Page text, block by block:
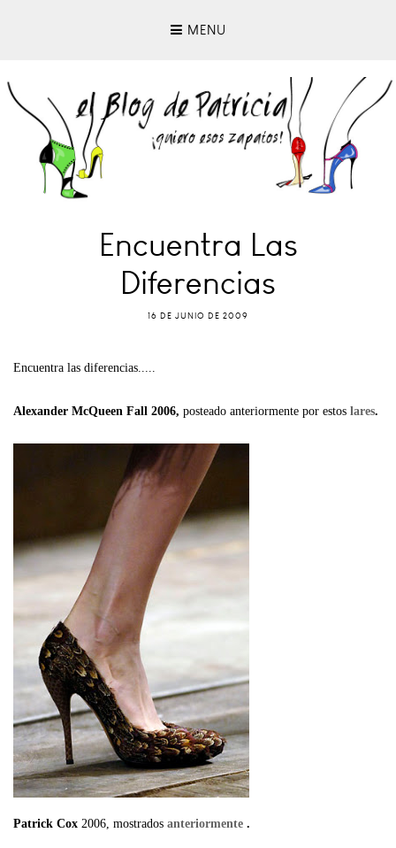
MENU
Encuentra Las
Diferencias
16 DE JUNIO DE 2009
Encuentra las diferencias.....
Alexander McQueen Fall 2006, posteado anteriormente por estos lares.
Patrick Cox 2006, mostrados anteriormente .